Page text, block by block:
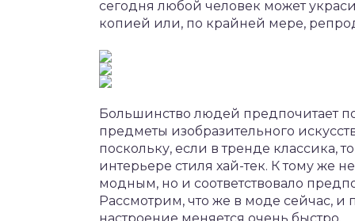
сегодня любой человек может
копией или, по крайней мере,
Большинство людей предпочитает
предметы изобразительного
поскольку, если в тренде классика,
интерьере стиля хай-тек. К тому же
модным, но и соответствовало
Рассмотрим, что же в моде сейчас, и